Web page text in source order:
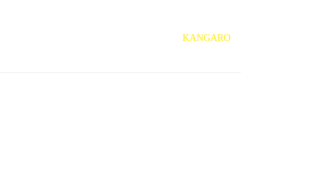
KANGARO